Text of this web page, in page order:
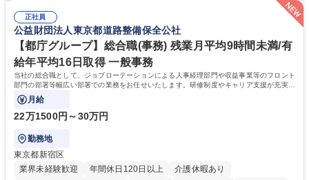
常に改善を目指す風土のため、安心して業務に取り組んでいただけます。
募集職種 【大阪・京都・滋賀】営業事務 ※未経験可
により、キーエンスの付加価値向上に貢献します。ベースの定型業務に加
えて、お客様や社員の状況に合わせ、能動的なサポート、改善の動きも期
待され。組織を支えるスペシャリストとして、チームに貢献し、結果的に
社員から頼られる存在になることができます。平均19:30の退勤以降の業
務の持ち帰りも禁止されており、メリハリのある働き方となります。 学
歴・資格 学歴：大学院 大学 高専 短大 語学力： 資格：
正社員
公益財団法人東京都道路整備保全公社
【都庁グループ】総合職(事務) 残業月平均9時間未満/有
給年平均16日取得 一般事務
当社の総合職として、ジョブローテーションによる人事経理部門や収益事業等のフロント
部門の部署等幅広い部署での業務をお任せいたします。研修制度やキャリア支援が充実し
ております！ ※下記業務詳細
月給
22万1500円～30万円
勤務地
東京都新宿区
業界未経験歓迎
年間休日120日以上
介護休暇あり